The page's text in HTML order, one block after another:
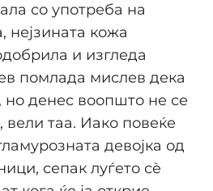
со употреба на
нејзината кожа
и изгледа
помлада мислев дека
но денес воопшто не се
вели таа. Иако повеќе
девојка од
сепак луѓето сè